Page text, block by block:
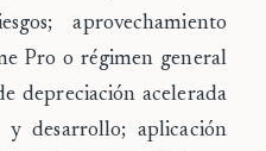
aprovechamiento
Pro o régimen general
depreciación acelerada
y desarrollo; aplicación